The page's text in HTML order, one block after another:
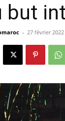
but
- 27 février 2022